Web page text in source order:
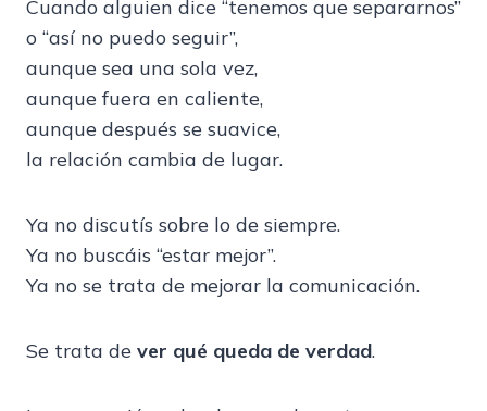
Cuando alguien dice “tenemos que separarnos”
o “así no puedo seguir”,
aunque sea una sola vez,
aunque fuera en caliente,
aunque después se suavice,
la relación cambia de lugar.
Ya no discutís sobre lo de siempre.
Ya no buscáis “estar mejor”.
Ya no se trata de mejorar la comunicación.
Se trata de ver qué queda de verdad.